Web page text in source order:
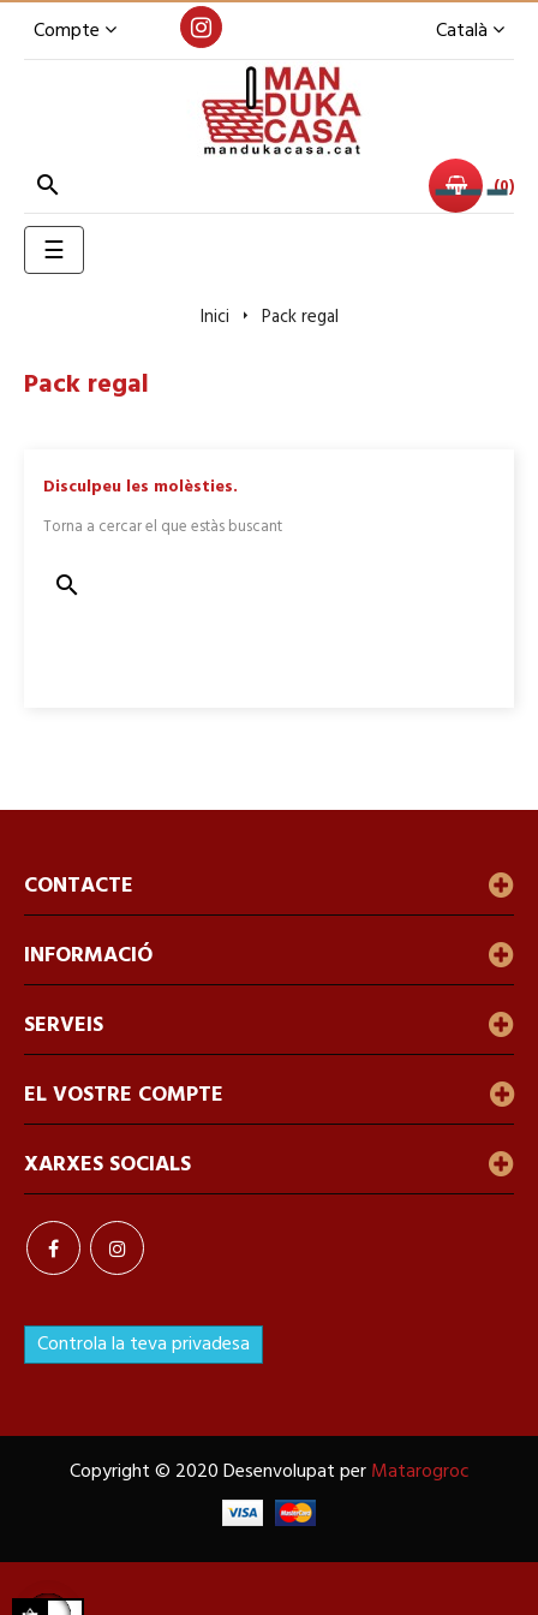
Català
Compte
 0
Toggle
navigation
☰
Inici Pack regal
Pack regal
Disculpeu les molèsties.
Torna a cercar el que estàs buscant

CONTACTE
INFORMACIÓ
SERVEIS
EL VOSTRE COMPTE
XARXES SOCIALS
Controla la teva privadesa
Copyright © 2020 Desenvolupat perMatarogroc